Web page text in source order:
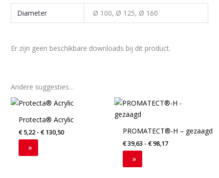
Diameter Ø 100, Ø 125, Ø 160
Er zijn geen beschikbare downloads bij dit product.
Andere suggesties…
Protecta® Acrylic
€5,22 - €130,50
Prijsklasse:
€ 5,22
tot
€ 130,50
»
Dit
heeft
meerdere
PROMATECT®-H – gezaagd
€39,63- €98,17
»
Dit
meerdere
variaties.